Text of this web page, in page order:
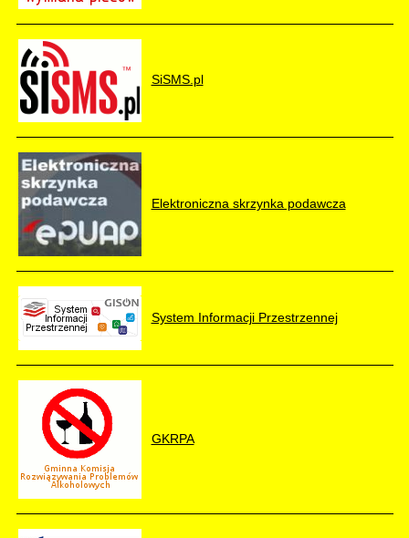
SiSMS.pl
Elektroniczna skrzynka podawcza
System Informacji Przestrzennej
GKRPA